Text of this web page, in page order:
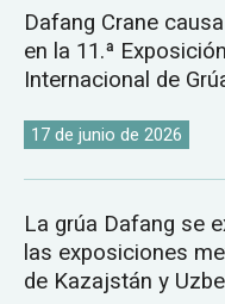
Dafang Crane
en la 11.ª Exposición
Internacional de
17 de junio de 2026
La grúa Dafang se
las exposiciones
de Kazajstán y